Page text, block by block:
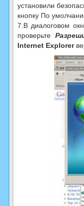
установили
кнопку По
7.В диалоговом
проверьте
Internet Explorer